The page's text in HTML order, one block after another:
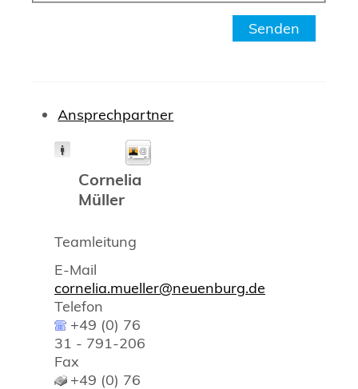
Ansprechpartner
Cornelia
Müller
Teamleitung
E-Mail
cornelia.mueller@neuenburg.de
Telefon
+49 (0) 76
31 - 791-206
Fax
+49 (0) 76